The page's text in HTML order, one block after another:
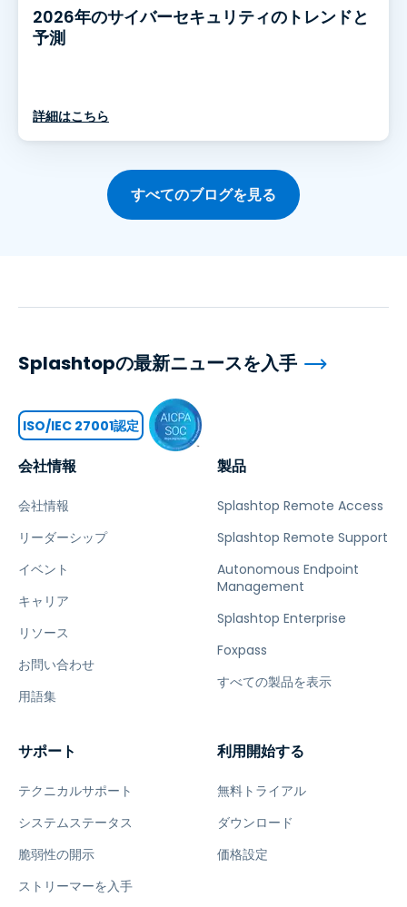
2026年のサイバーセキュリティのトレンドと
予測
詳細はこちら
すべてのブログを見る
会社情報
会社情報
リーダーシップ
イベント
キャリア
リソース
お問い合わせ
用語集
製品
Splashtop Remote Access
Splashtop Remote Support
Autonomous Endpoint
Management
Splashtop Enterprise
Foxpass
すべての製品を表示
サポート
テクニカルサポート
システムステータス
脆弱性の開示
ストリーマーを入手
利用開始する
無料トライアル
ダウンロード
価格設定
Splashtopの最新ニュースを入手
ISO/IEC 27001認定